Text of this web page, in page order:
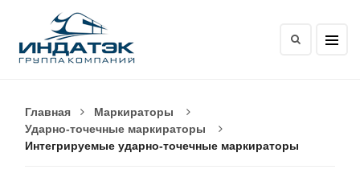
Главная
Маркираторы
Ударно-точечные маркираторы
Интегрируемые ударно-точечные маркираторы